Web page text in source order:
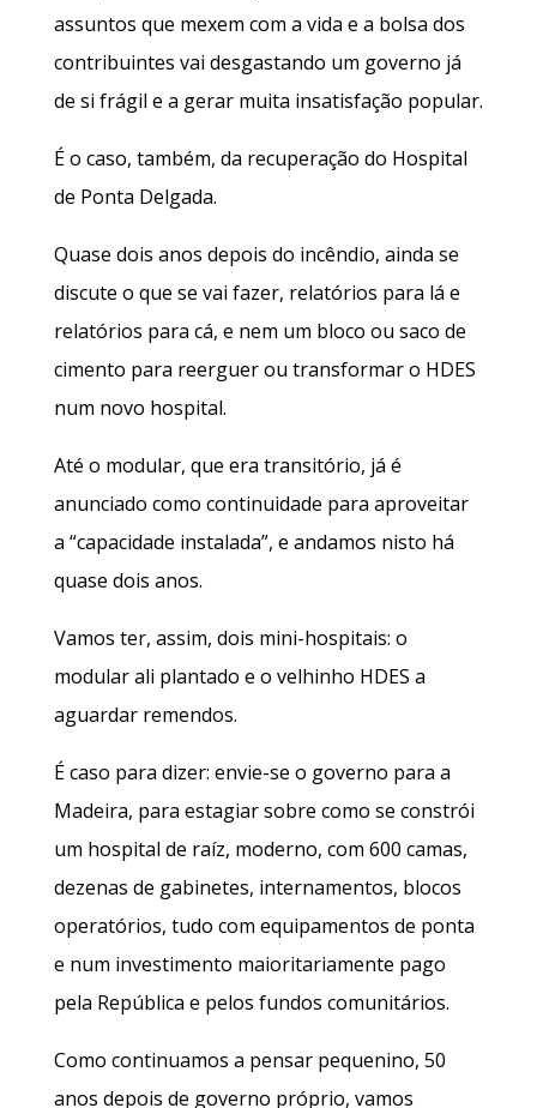
assuntos que mexem com a vida e a bolsa dos
contribuintes vai desgastando um governo já
de si frágil e a gerar muita insatisfação popular.
É o caso, também, da recuperação do Hospital
de Ponta Delgada.
Quase dois anos depois do incêndio, ainda se
discute o que se vai fazer, relatórios para lá e
relatórios para cá, e nem um bloco ou saco de
cimento para reerguer ou transformar o HDES
num novo hospital.
Até o modular, que era transitório, já é
anunciado como continuidade para aproveitar
a “capacidade instalada”, e andamos nisto há
quase dois anos.
Vamos ter, assim, dois mini-hospitais: o
modular ali plantado e o velhinho HDES a
aguardar remendos.
É caso para dizer: envie-se o governo para a
Madeira, para estagiar sobre como se constrói
um hospital de raíz, moderno, com 600 camas,
dezenas de gabinetes, internamentos, blocos
operatórios, tudo com equipamentos de ponta
e num investimento maioritariamente pago
pela República e pelos fundos comunitários.
Como continuamos a pensar pequenino, 50
anos depois de governo próprio, vamos